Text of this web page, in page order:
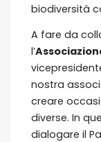
biodiversità
A fare da
l’
nostra
creare
diverse. In
dialogare il